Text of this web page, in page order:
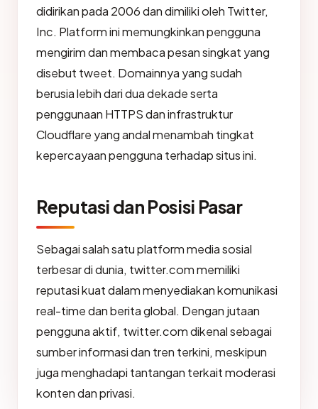
didirikan pada 2006 dan dimiliki oleh Twitter,
Inc. Platform ini memungkinkan pengguna
mengirim dan membaca pesan singkat yang
disebut tweet. Domainnya yang sudah
berusia lebih dari dua dekade serta
penggunaan HTTPS dan infrastruktur
Cloudflare yang andal menambah tingkat
kepercayaan pengguna terhadap situs ini.
Reputasi dan Posisi Pasar
Sebagai salah satu platform media sosial
terbesar di dunia, twitter.com memiliki
reputasi kuat dalam menyediakan komunikasi
real-time dan berita global. Dengan jutaan
pengguna aktif, twitter.com dikenal sebagai
sumber informasi dan tren terkini, meskipun
juga menghadapi tantangan terkait moderasi
konten dan privasi.